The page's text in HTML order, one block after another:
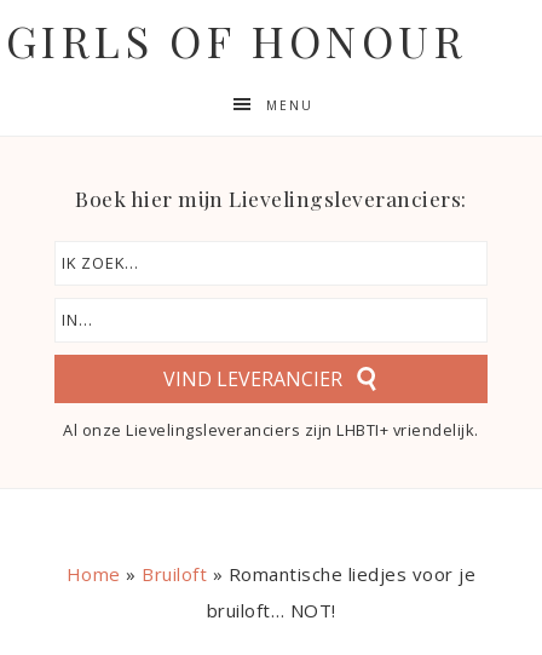
GIRLS OF HONOUR
MENU
Boek hier mijn Lievelingsleveranciers:
VIND LEVERANCIER
Al onze Lievelingsleveranciers zijn LHBTI+ vriendelijk.
Home » Bruiloft » Romantische liedjes voor je
bruiloft… NOT!